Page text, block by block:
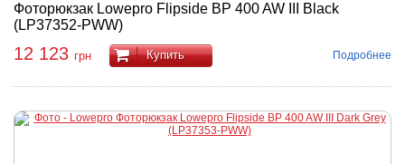
Фоторюкзак Lowepro Flipside BP 400 AW III Black
(LP37352-PWW)
12 123 грн Купить Подробнее